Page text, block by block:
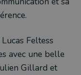
Feltess
avec une belle
Gillard et